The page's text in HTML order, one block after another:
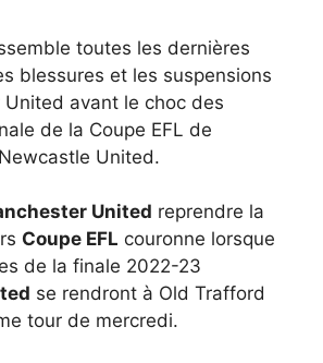
toutes les dernières
blessures et les suspensions
avant le choc des
de la Coupe EFL de
United.
United reprendre la
Coupe EFL couronne lorsque
de la finale 2022-23
se rendront à Old Trafford
tour de mercredi.